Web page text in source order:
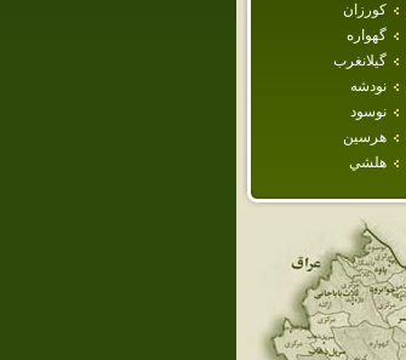
كورزان
گهواره
گيلانغرب
نودشه
نوسود
هرسين
هلشي